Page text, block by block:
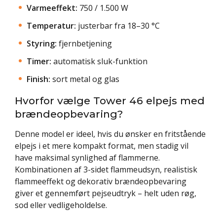
Varmeeffekt: 750 / 1.500 W
Temperatur: justerbar fra 18–30 °C
Styring: fjernbetjening
Timer: automatisk sluk-funktion
Finish: sort metal og glas
Hvorfor vælge Tower 46 elpejs med
brændeopbevaring?
Denne model er ideel, hvis du ønsker en fritstående
elpejs i et mere kompakt format, men stadig vil
have maksimal synlighed af flammerne.
Kombinationen af 3-sidet flammeudsyn, realistisk
flammeeffekt og dekorativ brændeopbevaring
giver et gennemført pejseudtryk – helt uden røg,
sod eller vedligeholdelse.